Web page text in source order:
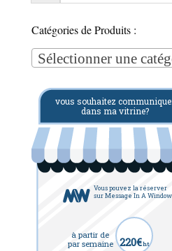
Catégories de Produits :
Sélectionner une
vous souhaitez
dans ma vitrine?
Vous pouvez la réserver
sur Message In A Window
à partir de
par semaine 220€ht